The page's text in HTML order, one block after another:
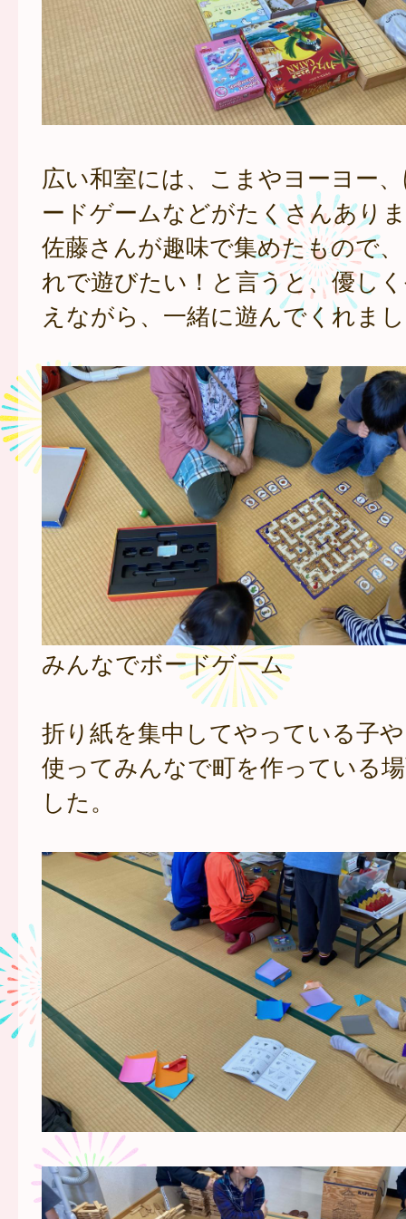
広い和室には、こまやヨーヨー
ードゲームなどがたくさんあり
佐藤さんが趣味で集めたもので
れで遊びたい！と言うと、優し
えながら、一緒に遊んでくれま
みんなでボードゲーム
折り紙を集中してやっている子
使ってみんなで町を作っている
した。